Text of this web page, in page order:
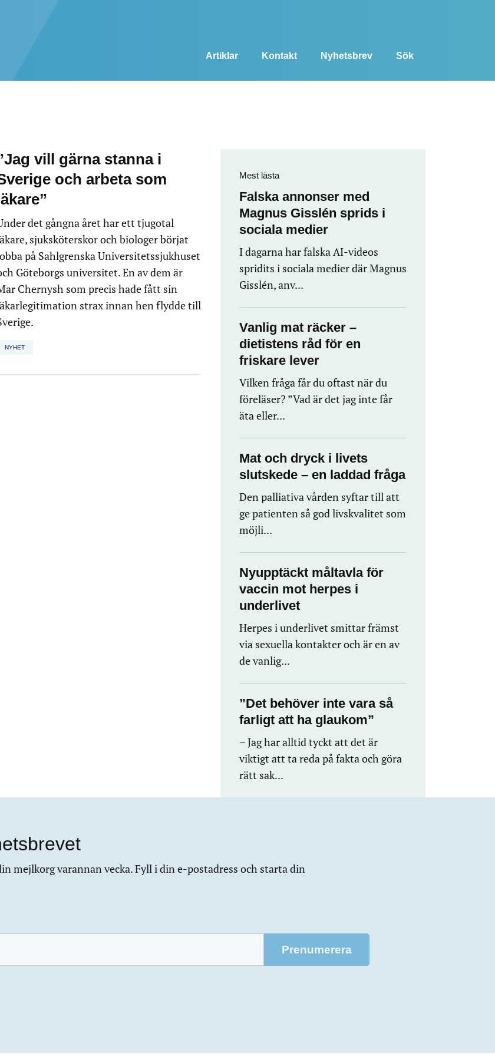
Artiklar Kontakt Nyhetsbrev Sök
vill gärna stanna i
och arbeta som
det gångna året har ett tjugotal
sjuksköterskor och biologer börjat
på Sahlgrenska Universitetssjukhuset
Göteborgs universitet. En av dem är
Chernysh som precis hade fått sin
strax innan hen flydde till
NYHET
Mest lästa
Falska annonser med
Magnus Gisslén sprids i
sociala medier
I dagarna har falska AI-videos
spridits i sociala medier där Magnus
Gisslén, anv...
Vanlig mat räcker –
dietistens råd för en
friskare lever
Vilken fråga får du oftast när du
föreläser? ”Vad är det jag inte får
äta eller...
Mat och dryck i livets
slutskede – en laddad fråga
Den palliativa vården syftar till att
ge patienten så god livskvalitet som
möjli...
Nyupptäckt måltavla för
vaccin mot herpes i
underlivet
Herpes i underlivet smittar främst
via sexuella kontakter och är en av
de vanlig...
”Det behöver inte vara så
farligt att ha glaukom”
– Jag har alltid tyckt att det är
viktigt att ta reda på fakta och göra
rätt sak...
mejlkorg varannan vecka. Fyll i din e-postadress och starta din